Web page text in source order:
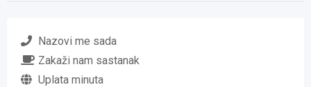
Nazovi me sada
Zakaži nam sastanak
Uplata minuta